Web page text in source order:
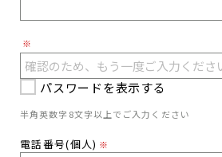
※
パスワードを表示する
半角英数字8文字以上でご入力ください
電話番号(個人) ※